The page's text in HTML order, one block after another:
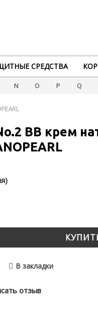
СРЕДСТВА
N O P Q
BB крем
В закладки
отзыв